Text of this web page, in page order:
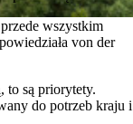
wszystkim
von der
to są priorytety.
do potrzeb kraju i